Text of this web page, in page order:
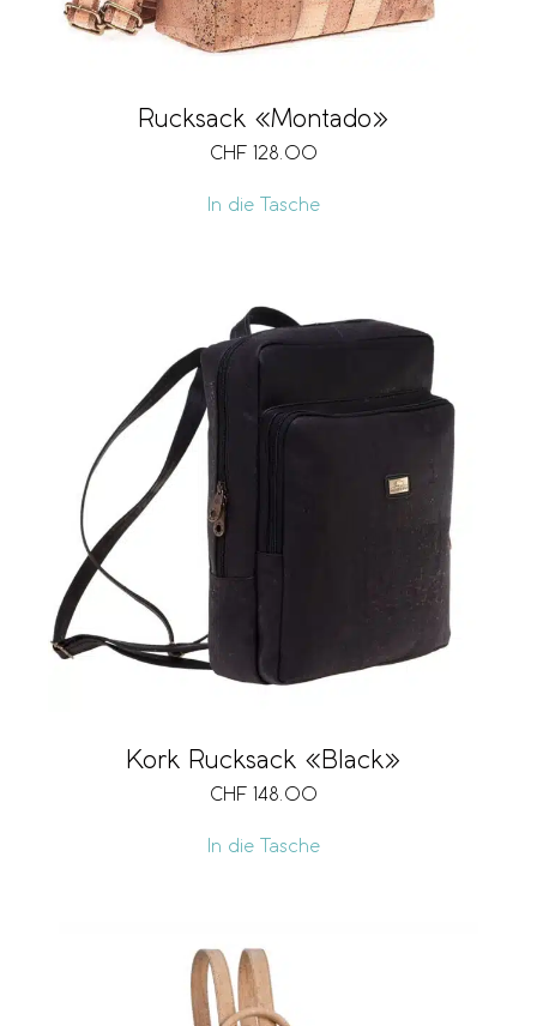
Rucksack «Montado»
CHF 128.00
In die Tasche
Kork Rucksack «Black»
CHF 148.00
In die Tasche